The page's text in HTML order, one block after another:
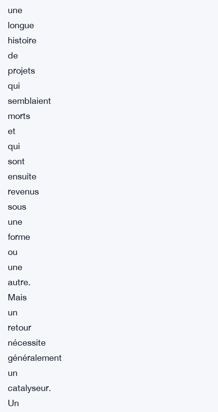
une
longue
histoire
de
projets
qui
semblaient
morts
et
qui
sont
ensuite
revenus
sous
une
forme
ou
une
autre.
Mais
un
retour
nécessite
généralement
un
catalyseur.
Un